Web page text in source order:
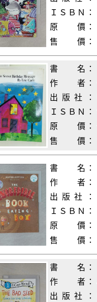
ＩＳＢＮ：
原 價：
售 價：
書 名：
作 者：
出 版 社 ：
ＩＳＢＮ：
原 價：
售 價：
書 名：
作 者：
出 版 社 ：
ＩＳＢＮ：
原 價：
售 價：
書 名：
作 者：
出 版 社 ：